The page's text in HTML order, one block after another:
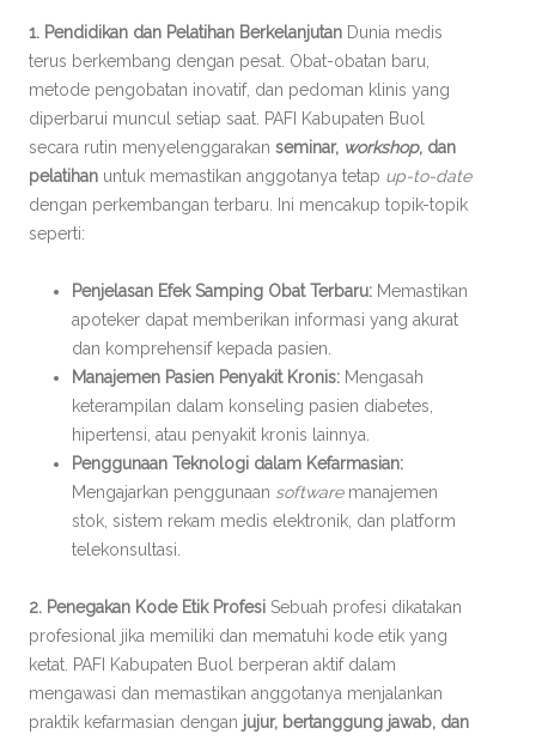
1. Pendidikan dan Pelatihan Berkelanjutan Dunia medis
terus berkembang dengan pesat. Obat-obatan baru,
metode pengobatan inovatif, dan pedoman klinis yang
diperbarui muncul setiap saat. PAFI Kabupaten Buol
secara rutin menyelenggarakan seminar, workshop, dan
pelatihan untuk memastikan anggotanya tetap up-to-date
dengan perkembangan terbaru. Ini mencakup topik-topik
seperti:
Penjelasan Efek Samping Obat Terbaru: Memastikan
apoteker dapat memberikan informasi yang akurat
dan komprehensif kepada pasien.
Manajemen Pasien Penyakit Kronis: Mengasah
keterampilan dalam konseling pasien diabetes,
hipertensi, atau penyakit kronis lainnya.
Penggunaan Teknologi dalam Kefarmasian:
Mengajarkan penggunaan softwaremanajemen
stok, sistem rekam medis elektronik, dan platform
telekonsultasi.
2. Penegakan Kode Etik Profesi Sebuah profesi dikatakan
profesional jika memiliki dan mematuhi kode etik yang
ketat. PAFI Kabupaten Buol berperan aktif dalam
mengawasi dan memastikan anggotanya menjalankan
praktik kefarmasian dengan jujur, bertanggung jawab, dan